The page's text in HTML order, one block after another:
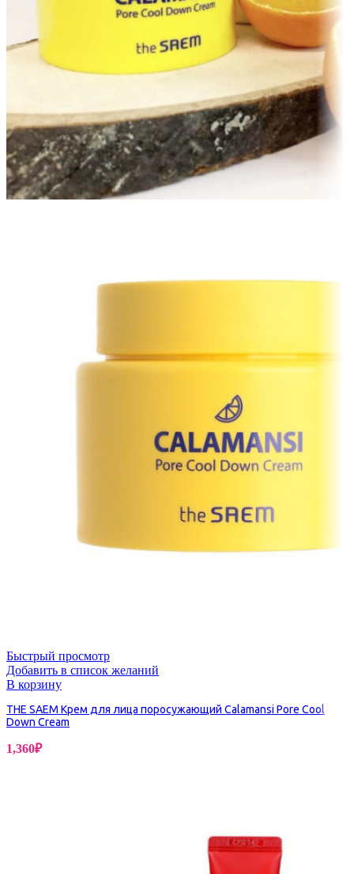
Быстрый просмотр
Добавить в список желаний
В корзину
THE SAEM Крем для лица поросужающий Calamansi Pore Cool
Down Cream
1,360₽